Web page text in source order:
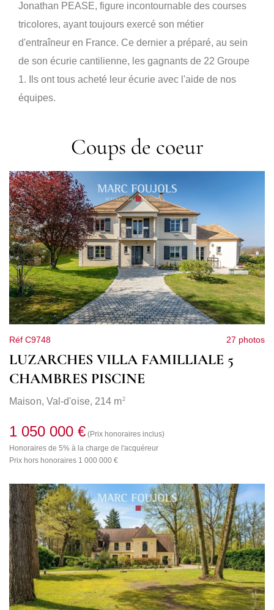
Jonathan PEASE, figure incontournable des courses
tricolores, ayant toujours exercé son métier
d'entraîneur en France. Ce dernier a préparé, au sein
de son écurie cantilienne, les gagnants de 22 Groupe
1. Ils ont tous acheté leur écurie avec l'aide de nos
équipes.
Coups de coeur
Réf C9748 27 photos
LUZARCHES VILLA FAMILLIALE 5
CHAMBRES PISCINE
Maison, Val-d'oise, 214 m2
1 050 000 € (Prix honoraires inclus)
Honoraires de 5% à la charge de l'acquéreur
Prix hors honoraires 1 000 000 €